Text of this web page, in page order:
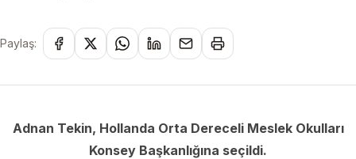
Paylaş:
Adnan Tekin, Hollanda Orta Dereceli Meslek Okulları
Konsey Başkanlığına seçildi.